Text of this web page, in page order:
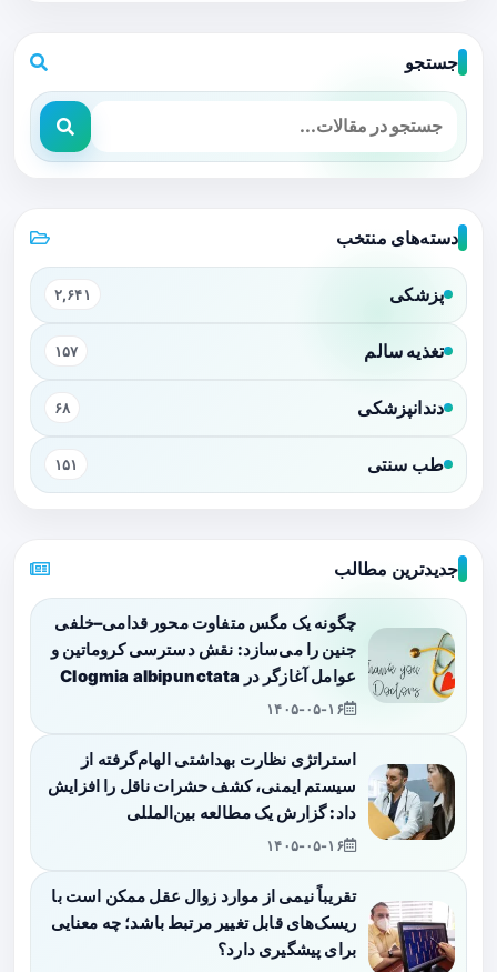
جستجو
دسته‌های منتخب
پزشکی ۲,۶۴۱
تغذیه سالم ۱۵۷
دندانپزشکی ۶۸
طب سنتی ۱۵۱
جدیدترین مطالب
چگونه یک مگس متفاوت محور قدامی–خلفی
جنین را می‌سازد: نقش دسترسی کروماتین و
عوامل آغازگر در Clogmia albipunctata
۱۴۰۵-۰۵-۱۶
استراتژی نظارت بهداشتی الهام‌گرفته از
سیستم ایمنی، کشف حشرات ناقل را افزایش
داد: گزارش یک مطالعه بین‌المللی
۱۴۰۵-۰۵-۱۶
تقریباً نیمی از موارد زوال عقل ممکن است با
ریسک‌های قابل تغییر مرتبط باشد؛ چه معنایی
برای پیشگیری دارد؟